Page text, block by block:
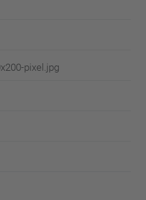
pixel.jpg